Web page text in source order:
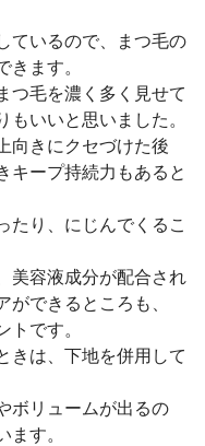
ているので、まつ毛の
ます。
つ毛を濃く多く見せて
いいと思いました。
向きにクセづけた後
キープ持続力もあると
たり、にじんでくるこ
美容液成分が配合され
できるところも、
です。
きは、下地を併用して
ボリュームが出るの
す。